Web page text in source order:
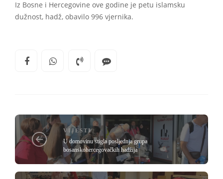
​​​​​​​Iz Bosne i Hercegovine ove godine je petu islamsku
dužnost, hadž, obavilo 996 vjernika.
VIJESTI
U domovinu stigla posljednja grupa
bosanskohercegovačkih hadžija